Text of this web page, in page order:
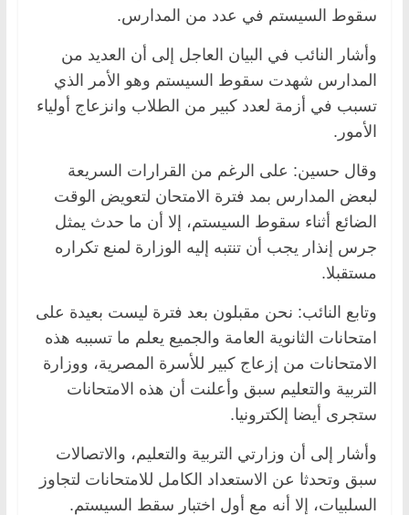
سقوط السيستم في عدد من المدارس.
وأشار النائب في البيان العاجل إلى أن العديد من
المدارس شهدت سقوط السيستم وهو الأمر الذي
تسبب في أزمة لعدد كبير من الطلاب وانزعاج أولياء
الأمور.
وقال حسين: على الرغم من القرارات السريعة
لبعض المدارس بمد فترة الامتحان لتعويض الوقت
الضائع أثناء سقوط السيستم، إلا أن ما حدث يمثل
جرس إنذار يجب أن تنتبه إليه الوزارة لمنع تكراره
مستقبلا.
وتابع النائب: نحن مقبلون بعد فترة ليست بعيدة على
امتحانات الثانوية العامة والجميع يعلم ما تسببه هذه
الامتحانات من إزعاج كبير للأسرة المصرية، ووزارة
التربية والتعليم سبق وأعلنت أن هذه الامتحانات
ستجرى أيضا إلكترونيا.
وأشار إلى أن وزارتي التربية والتعليم، والاتصالات
سبق وتحدثا عن الاستعداد الكامل للامتحانات لتجاوز
السلبيات، إلا أنه مع أول اختبار سقط السيستم.